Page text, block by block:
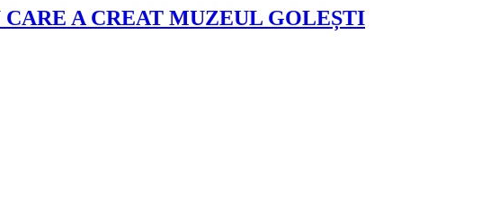
A CREAT MUZEUL GOLEȘTI